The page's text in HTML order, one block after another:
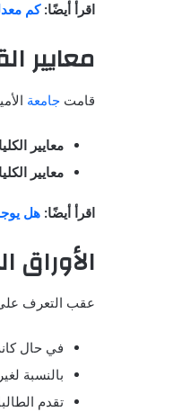
اقرأ أيضًا:كم
معايير
قامت جامعة
معايير
معايير
اقرأ أيضًا: هل
عقب التعرف على
في حال
بالنسبة لغير
تقدم